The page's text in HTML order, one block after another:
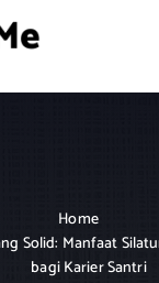
Home
Solid: Manfaat
bagi Karier Santri